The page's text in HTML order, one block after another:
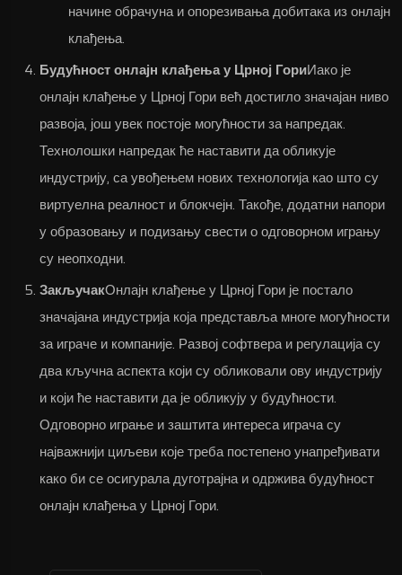
начине обрачуна и опорезивања добитака из онлајн
клађења.
Будућност онлајн клађења у Црној ГориИако је
онлајн клађење у Црној Гори већ достигло значајан ниво
развоја, још увек постоје могућности за напредак.
Технолошки напредак ће наставити да обликује
индустрију, са увођењем нових технологија као што су
виртуелна реалност и блокчејн. Такође, додатни напори
у образовању и подизању свести о одговорном игрању
су неопходни.
ЗакључакОнлајн клађење у Црној Гори је постало
значајана индустрија која представља многе могућности
за играче и компаније. Развој софтвера и регулација су
два кључна аспекта који су обликовали ову индустрију
и који ће наставити да је обликују у будућности.
Одговорно играње и заштита интереса играча су
најважнији циљеви које треба постепено унапређивати
како би се осигурала дуготрајна и одржива будућност
онлајн клађења у Црној Гори.